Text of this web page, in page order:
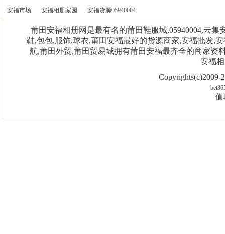
安福市场 安福相册家园 安福货源05940004
莆田安福相册网是最有名的莆田鞋服城,05940004,云
鞋,包包,服饰,球衣,莆田安福最好的货源商家,安福批发,
航,莆田外贸,莆田贸易城拥有莆田安福最齐全的商家资
安福
Copyrights(c)2009-
值